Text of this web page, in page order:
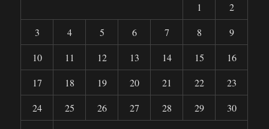
1
2
3
4 5 6 7 8
9
10
11 12 13 14 15
16
17
18 19 20 21 22
23
24
25 26 27 28 29
30